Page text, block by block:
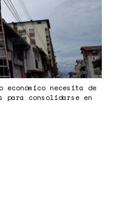
necesita de
consolidarse en